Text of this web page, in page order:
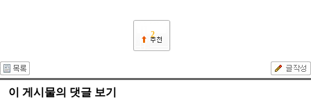
2
이 게시물의 댓글 보기